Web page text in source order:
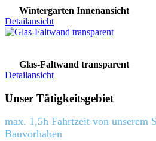
Wintergarten Innenansicht
Detailansicht
Glas-Faltwand transparent
Detailansicht
Unser Tätigkeitsgebiet
max. 1,5h Fahrtzeit von unserem
Bauvorhaben